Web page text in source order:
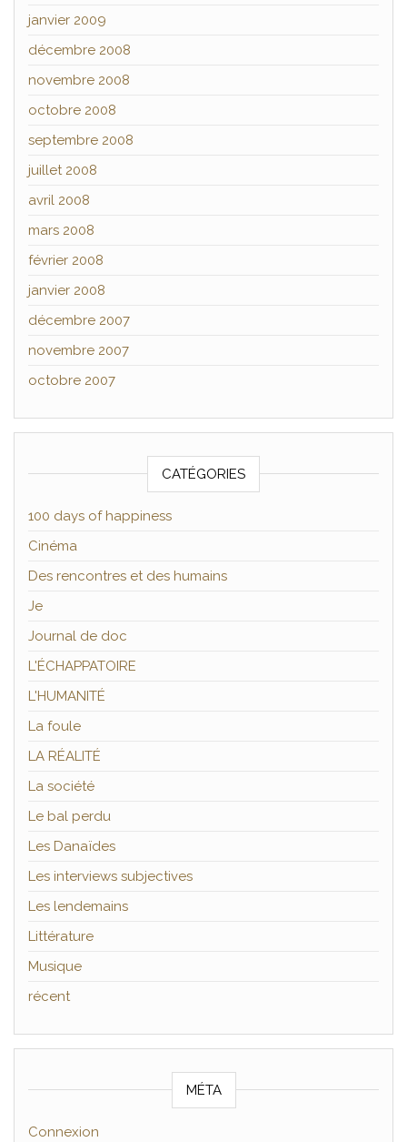
janvier 2009
décembre 2008
novembre 2008
octobre 2008
septembre 2008
juillet 2008
avril 2008
mars 2008
février 2008
janvier 2008
décembre 2007
novembre 2007
octobre 2007
CATÉGORIES
100 days of happiness
Cinéma
Des rencontres et des humains
Je
Journal de doc
L'ÉCHAPPATOIRE
L'HUMANITÉ
La foule
LA RÉALITÉ
La société
Le bal perdu
Les Danaïdes
Les interviews subjectives
Les lendemains
Littérature
Musique
récent
MÉTA
Connexion